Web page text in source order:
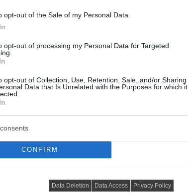
opt-out of the Sale of my Personal Data.
opt-out of processing my Personal Data for Targeted
opt-out of Collection, Use, Retention, Sale, and/or Sharing
Data that Is Unrelated with the Purposes for which it
CONFIRM
Data Deletion Data Access Privacy Policy